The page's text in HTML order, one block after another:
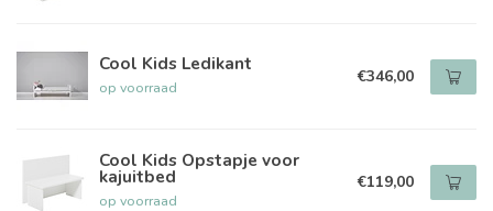
Cool Kids Ledikant
op voorraad €346,00
Cool Kids Opstapje voor
kajuitbed
op voorraad
€119,00